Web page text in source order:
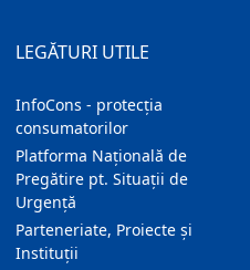
LEGĂTURI UTILE
InfoCons - protecția
consumatorilor
Platforma Națională de
Pregătire pt. Situații de
Urgență
Parteneriate, Proiecte și
Instituții